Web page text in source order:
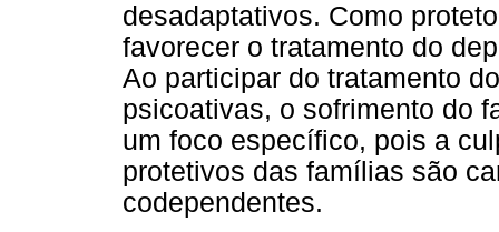
desadaptativos. Como
favorecer o tratamento do
Ao participar do tratamento
psicoativas, o sofrimento do
um foco específico, pois a
protetivos das famílias são
codependentes.